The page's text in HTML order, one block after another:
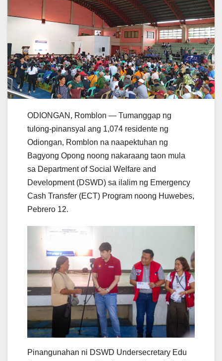
ODIONGAN, Romblon — Tumanggap ng
tulong-pinansyal ang 1,074 residente ng
Odiongan, Romblon na naapektuhan ng
Bagyong Opong noong nakaraang taon mula
sa Department of Social Welfare and
Development (DSWD) sa ilalim ng Emergency
Cash Transfer (ECT) Program noong Huwebes,
Pebrero 12.
Pinangunahan ni DSWD Undersecretary Edu